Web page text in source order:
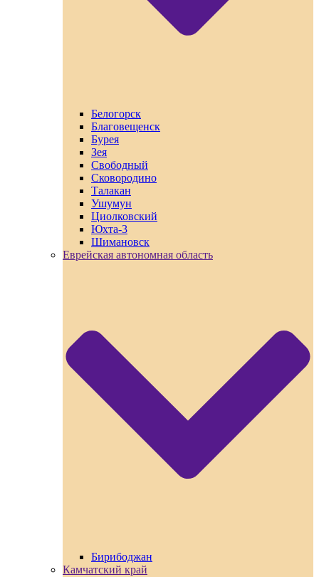
Белогорск
Благовещенск
Бурея
Зея
Свободный
Сковородино
Талакан
Ушумун
Циолковский
Юхта-3
Шимановск
Еврейская автономная область
Бирибоджан
Камчатский край